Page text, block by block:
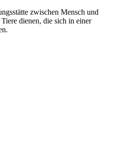
zwischen Mensch und
dienen, die sich in einer